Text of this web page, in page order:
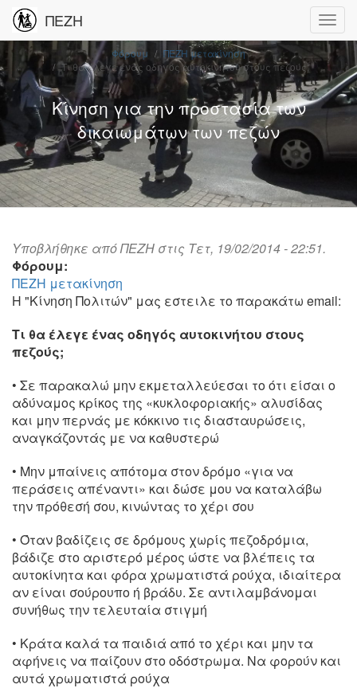
ΠΕΖΗ
Φόρουμ
ΠΕΖΗ μετακίνηση
Τι θα έλεγε ένας οδηγός αυτοκινήτου στους πεζούς;
Κίνηση για την προστασία των
δικαιωμάτων των πεζών
Υποβλήθηκε απόΠΕΖΗ στις Τετ, 19/02/2014 - 22:51.
Φόρουμ:
ΠΕΖΗ μετακίνηση
Η "Κίνηση Πολιτών" μας εστειλε το παρακάτω email:
Τι θα έλεγε ένας οδηγός αυτοκινήτου στους
πεζούς;
• Σε παρακαλώ μην εκμεταλλεύεσαι το ότι είσαι ο
αδύναμος κρίκος της «κυκλοφοριακής» αλυσίδας
και μην περνάς με κόκκινο τις διασταυρώσεις,
αναγκάζοντάς με να καθυστερώ
• Μην μπαίνεις απότομα στον δρόμο «για να
περάσεις απέναντι» και δώσε μου να καταλάβω
την πρόθεσή σου, κινώντας το χέρι σου
• Όταν βαδίζεις σε δρόμους χωρίς πεζοδρόμια,
βάδιζε στο αριστερό μέρος ώστε να βλέπεις τα
αυτοκίνητα και φόρα χρωματιστά ρούχα, ιδιαίτερα
αν είναι σούρουπο ή βράδυ. Σε αντιλαμβάνομαι
συνήθως την τελευταία στιγμή
• Κράτα καλά τα παιδιά από το χέρι και μην τα
αφήνεις να παίζουν στο οδόστρωμα. Να φορούν και
αυτά χρωματιστά ρούχα